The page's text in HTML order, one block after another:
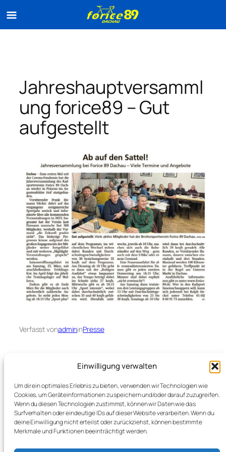
Einwilligung verwalten
Um dir ein optimales Erlebnis zu bieten, verwenden wir Technologien wie
Cookies, um Geräteinformationen zu speichern und/oder darauf zuzugreifen.
Wenn du diesen Technologien zustimmst, können wir Daten wie das
Surfverhalten oder eindeutige IDs auf dieser Website verarbeiten. Wenn du
deine Einwilligung nicht erteilst oder zurückziehst, können bestimmte
Merkmale und Funktionen beeinträchtigt werden.
Jahreshauptversamml
ung forice89 – Gut
aufgestellt
Verfasst vonadmininPresse
Dachauer Nachrichten 25.1.2023
← Weihnachten 2022
Dachauer Nachrichten
2023 →